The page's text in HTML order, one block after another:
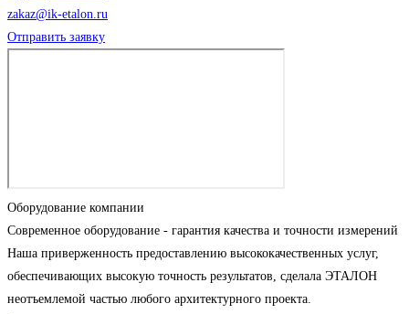
zakaz@ik-etalon.ru
Отправить заявку
Оборудование компании
Современное оборудование - гарантия качества и точности измерений
Наша приверженность предоставлению высококачественных услуг,
обеспечивающих высокую точность результатов, сделала ЭТАЛОН
неотъемлемой частью любого архитектурного проекта.